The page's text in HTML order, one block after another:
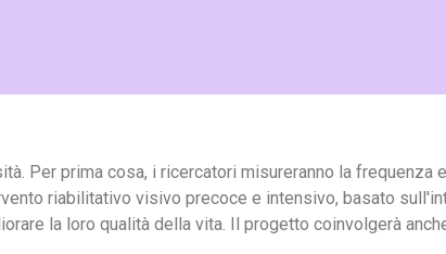
Per prima cosa, i ricercatori misureranno la frequenza
riabilitativo visivo precoce e intensivo, basato
la loro qualità della vita. Il progetto coinvolgerà